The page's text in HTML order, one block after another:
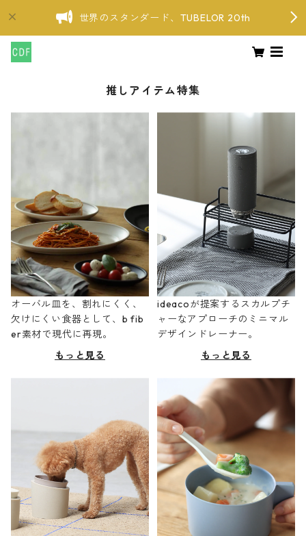
世界のスタンダード、TUBELOR 20th
推しアイテム特集
オーバル皿を、割れにくく、
欠けにくい食器として、b fib
er素材で現代に再現。
もっと見る
ideacoが提案するスカルプチ
ャーなアプローチのミニマル
デザインドレーナー。
もっと見る